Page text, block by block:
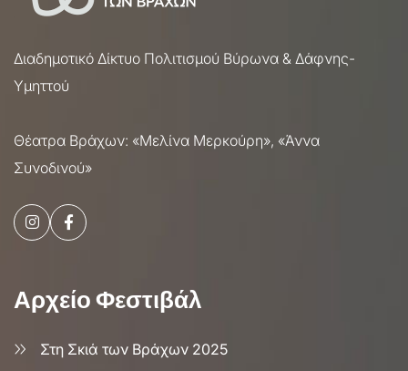
Διαδημοτικό Δίκτυο Πολιτισμού Βύρωνα & Δάφνης-
Υμηττού
Θέατρα Βράχων: «Μελίνα Μερκούρη», «Άννα
Συνοδινού»
Αρχείο Φεστιβάλ
Στη Σκιά των Βράχων 2025